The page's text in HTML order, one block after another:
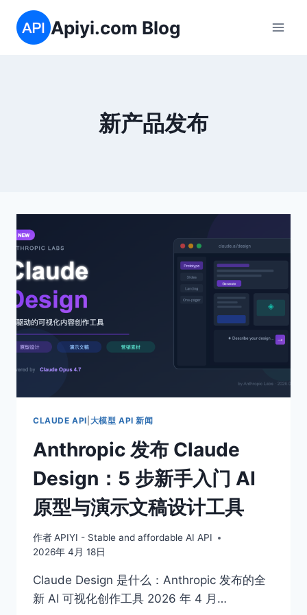
Apiyi.com Blog
新产品发布
CLAUDE API 大模型 API 新闻
Anthropic 发布 Claude
Design：5 步新手入门 AI
原型与演示文稿设计工具
作者APIYI - Stable and affordable AI API
2026年 4月 18日
Claude Design 是什么：Anthropic 发布的全
新 AI 可视化创作工具 2026 年 4 月…